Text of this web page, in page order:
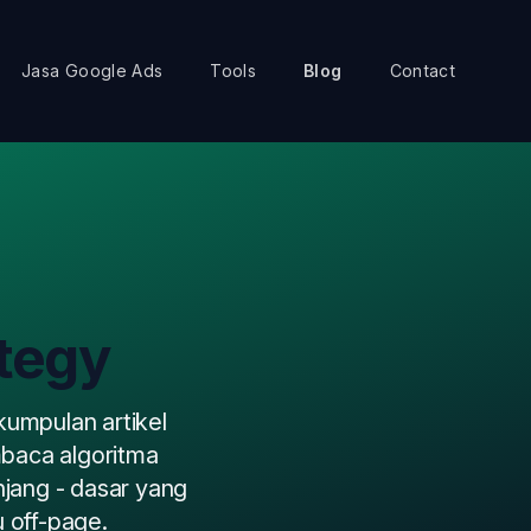
Jasa Google Ads Tools Blog Contact
artikel
algoritma
- dasar yang
off-page.